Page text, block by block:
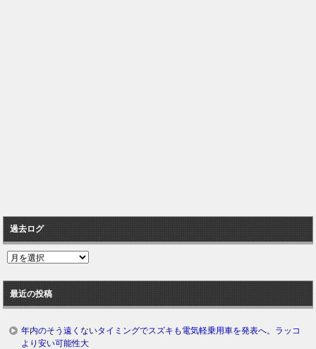
過去ログ
過
ロ
グ
最近の投稿
年内のそう遠くないタイミングでスズキも電気軽乗用車を発表へ。ラッコ
より安い可能性大